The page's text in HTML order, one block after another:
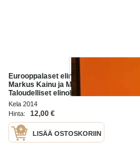
Eurooppalaset elinolot (mm.
Markus Kainu ja Mikko Niemelä:
Taloudelliset elinolot ja
elämänvaiheet Euroopassa)
Kela 2014
Hinta:
12,00 €
LISÄÄ OSTOSKORIIN